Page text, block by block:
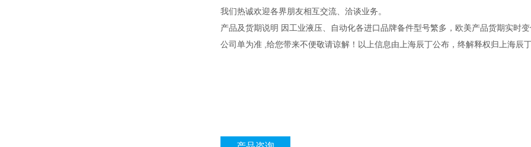
我们热诚欢迎各界朋友相互交流、洽谈业务。
产品及货期说明 因工业液压、自动化各进口品牌备件型号繁多，欧美产品货期实时
公司单为准 ,给您带来不便敬请谅解！以上信息由上海辰丁公布，终解释权归上海辰